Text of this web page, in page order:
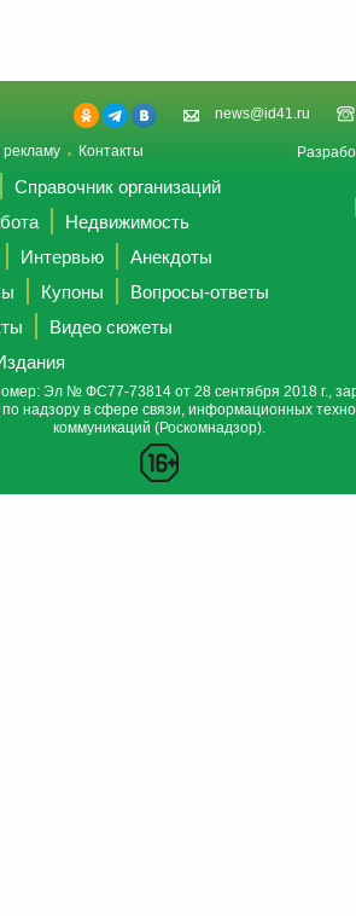
news@id41.ru
рекламу Контакты
Справочник организаций
Недвижимость
Интервью
Анекдоты
Купоны
Вопросы-ответы
Видео сюжеты
Эл № ФС77-73814 от 28 сентября 2018 г.,
надзору в сфере связи, информационных
коммуникаций (Роскомнадзор).